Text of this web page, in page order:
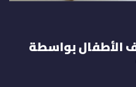
الأطفال بواسطة